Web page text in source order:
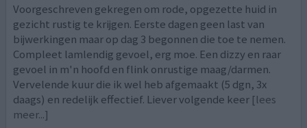
Voorgeschreven gekregen om rode, opgezette huid in
gezicht rustig te krijgen. Eerste dagen geen last van
bijwerkingen maar op dag 3 begonnen die toe te nemen.
Compleet lamlendig gevoel, erg moe. Een dizzy en raar
gevoel in m'n hoofd en flink onrustige maag/darmen.
Vervelende kuur die ik wel heb afgemaakt (5 dgn, 3x
daags) en redelijk effectief. Liever volgende keer [lees
meer...]